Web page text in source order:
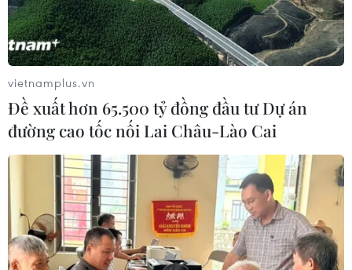
Thành phố trong thành phố - Tầm nhìn
mới trong mô hình hai cấp ở Đà Nẵng
28/05/2026 01:21
Vùng đô thị Tam Kỳ cũ đang đứng trước cơ hội trở thành
cực tăng trưởng phía Nam, hướng tới mô hình “thành
phố trong thành phố,” góp phần tạo động lực phát triển
vietnamplus.vn
Đề xuất hơn 65.500 tỷ đồng đầu tư Dự án
đường cao tốc nối Lai Châu-Lào Cai